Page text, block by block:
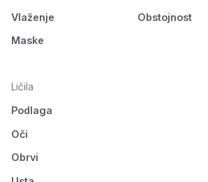
Vlaženje
Maske
Obstojnost
Ličila
Podlaga
Oči
Obrvi